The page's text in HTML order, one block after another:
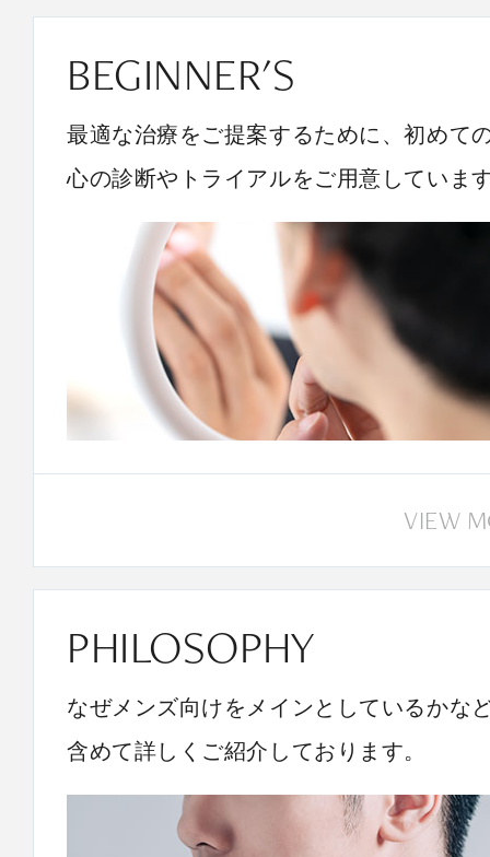
BEGINNER'S
最適な治療をご提案するために、初めて
心の診断やトライアルをご用意していま
VIEW
PHILOSOPHY
なぜメンズ向けをメインとしているかな
含めて詳しくご紹介しております。